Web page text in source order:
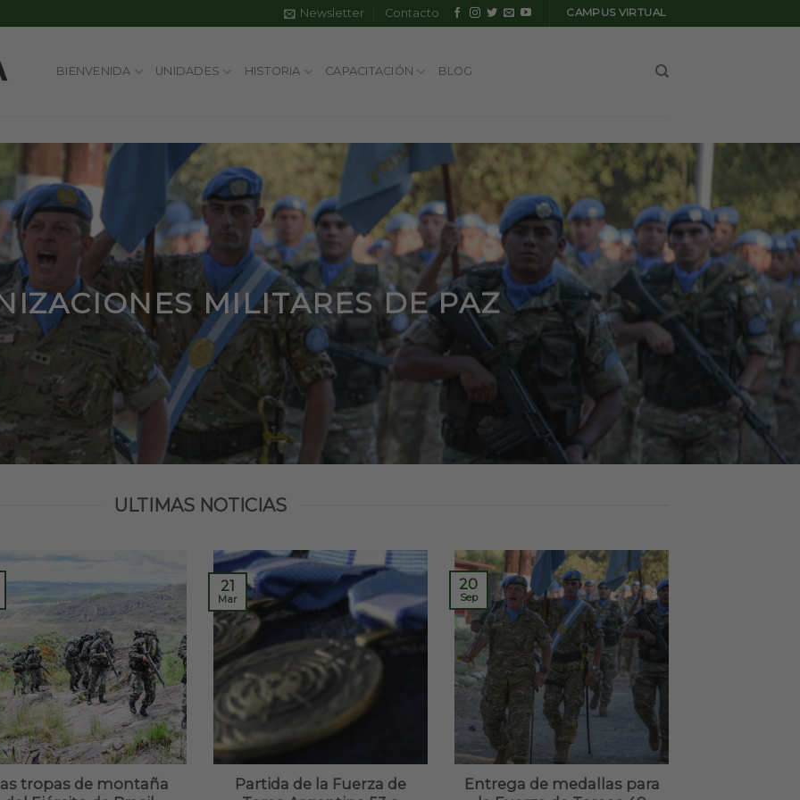
Newsletter Contacto CAMPUS VIRTUAL
BIENVENIDA UNIDADES HISTORIA CAPACITACIÓN BLOG
MILITARES DE PAZ
ULTIMAS NOTICIAS
tropas de montaña
Partida de la Fuerza de
21
Mar
Entrega de medallas para
20
Sep